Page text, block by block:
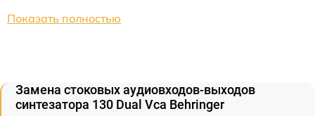
Показать полностью
Замена стоковых аудиовходов-выходов
синтезатора 130 Dual Vca Behringer